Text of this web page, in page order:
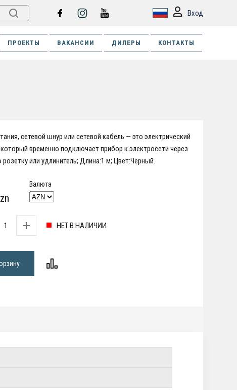
Вход
ПРОЕКТЫ ВАКАНСИИ ДИЛЕРЫ КОНТАКТЫ
Валюта
НЕТ В НАЛИЧИИ
сетевой шнур или сетевой кабель — это электрический
временно подключает прибор к электросети через
розетку или удлинитель; Длина:1 м; Цвет:Чёрный.